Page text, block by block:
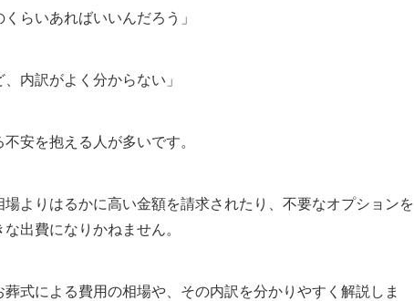
らいあればいいんだろう」
内訳がよく分からない」
安を抱える人が多いです。
よりはるかに高い金額を請求されたり、不要なオプションを
出費になりかねません。
式による費用の相場や、その内訳を分かりやすく解説しま